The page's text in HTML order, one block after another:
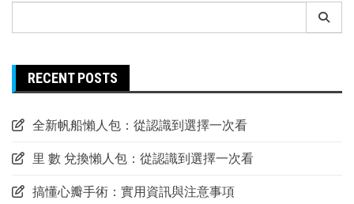
for:
RECENT POSTS
全新帆船懶人包：從認識到選擇一次看
里 數 兌換懶人包：從認識到選擇一次看
搞懂心瓣手術：實用資訊與注意事項